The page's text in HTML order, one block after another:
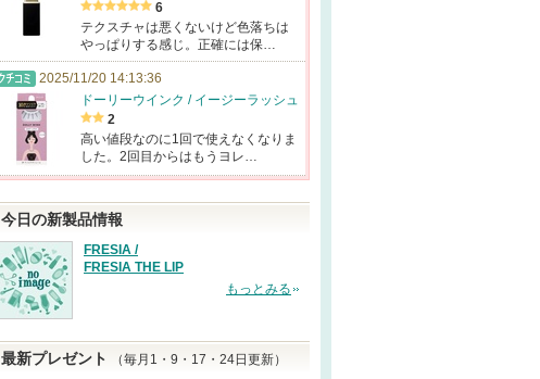
6
テクスチャは悪くないけど色落ちは
やっぱりする感じ。正確には保…
2025/11/20 14:13:36
ドーリーウインク / イージーラッシュ
2
高い値段なのに1回で使えなくなりま
した。2回目からはもうヨレ…
今日の新製品情報
FRESIA /
FRESIA THE LIP
もっとみる
最新プレゼント
（毎月1・9・17・24日更新）